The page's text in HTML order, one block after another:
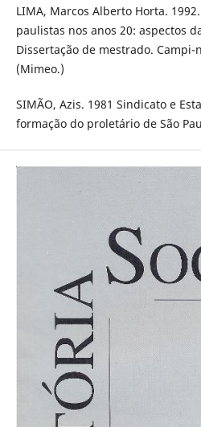
LIMA, Marcos Alberto Horta.
paulistas nos anos 20: aspectos
Dissertação de mestrado. Campi-
(Mimeo.)
SIMÃO, Azis. 1981 Sindicato e
formação do proletário de São